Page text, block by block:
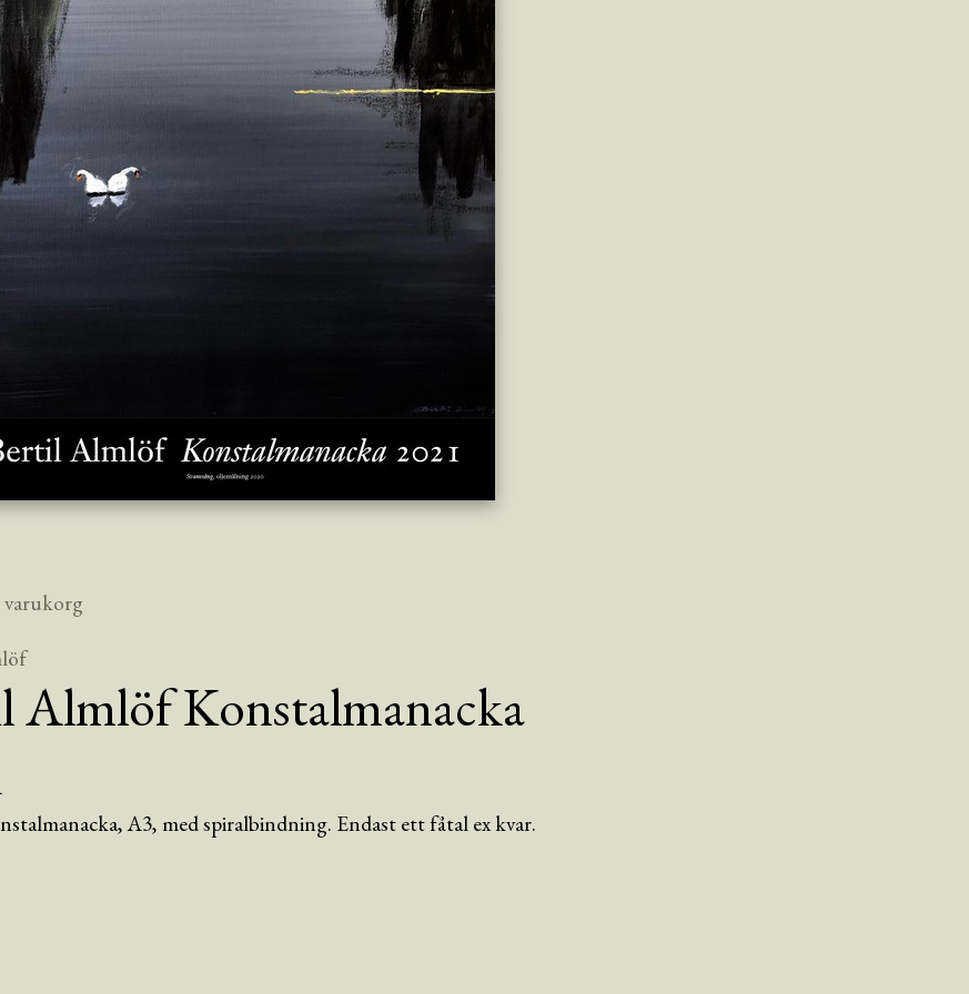
varukorg
Almlöf Konstalmanacka
A3, med spiralbindning. Endast ett fåtal ex kvar.